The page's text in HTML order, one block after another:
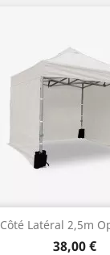
Côté Latéral 2,5m
Prix
38,00 €
Aperçu